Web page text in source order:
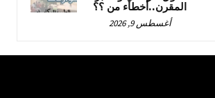
المقرن..أخطاء من ؟؟
أغسطس 9, 2026